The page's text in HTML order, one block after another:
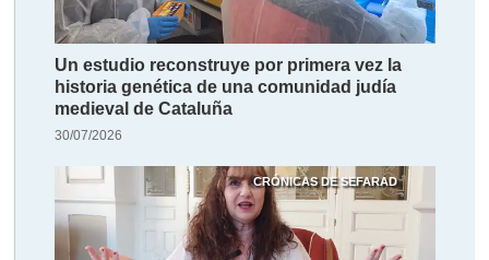
Un estudio reconstruye por primera vez la
historia genética de una comunidad judía
medieval de Cataluña
30/07/2026
CRÓNICAS DE SEFARAD